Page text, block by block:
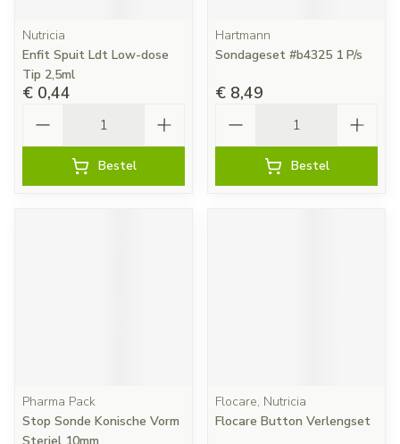
Nutricia
Enfit Spuit Ldt Low-dose
Tip 2,5ml
€ 0,44
Bestel
Hartmann
Sondageset #b4325 1 P/s
€ 8,49
Bestel
Pharma Pack
Stop Sonde Konische Vorm
Flocare, Nutricia
Flocare Button Verlengset